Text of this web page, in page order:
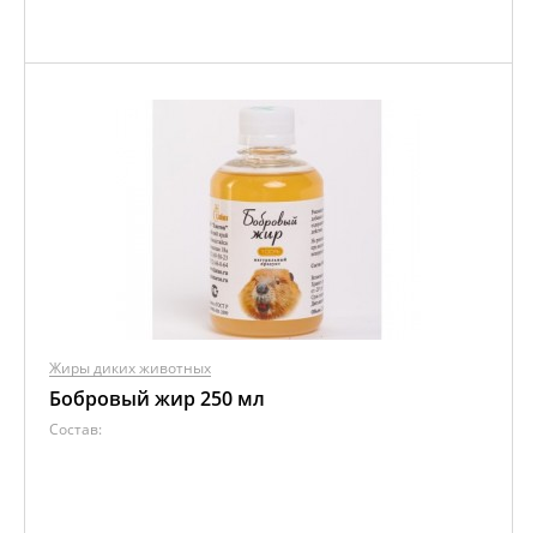
Жиры диких животных
Бобровый жир 250 мл
Состав: